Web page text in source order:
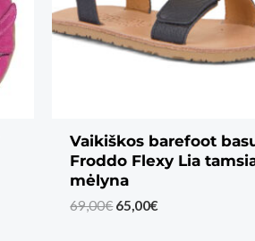
Vaikiškos barefoot
Froddo Flexy Lia
mėlyna
69,00€ Original
65,00€Current